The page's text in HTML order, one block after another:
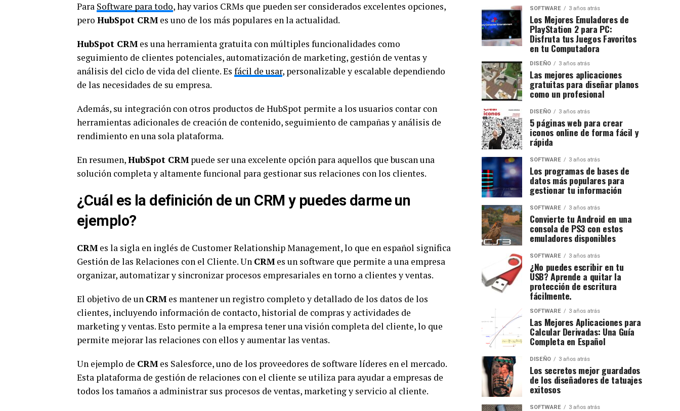
Para Software para todo, hay varios CRMs que pueden ser considerados excelentes opciones,
pero HubSpot CRM es uno de los más populares en la actualidad.
HubSpot CRM es una herramienta gratuita con múltiples funcionalidades como
seguimiento de clientes potenciales, automatización de marketing, gestión de ventas y
análisis del ciclo de vida del cliente. Es fácil de usar, personalizable y escalable dependiendo
de las necesidades de su empresa.
Además, su integración con otros productos de HubSpot permite a los usuarios contar con
herramientas adicionales de creación de contenido, seguimiento de campañas y análisis de
rendimiento en una sola plataforma.
En resumen,HubSpot CRM puede ser una excelente opción para aquellos que buscan una
solución completa y altamente funcional para gestionar sus relaciones con los clientes.
¿Cuál es la definición de un CRM y puedes darme un
ejemplo?
CRM es la sigla en inglés de Customer Relationship Management, lo que en español significa
Gestión de las Relaciones con el Cliente. Un CRM es un software que permite a una empresa
organizar, automatizar y sincronizar procesos empresariales en torno a clientes y ventas.
El objetivo de un CRM es mantener un registro completo y detallado de los datos de los
clientes, incluyendo información de contacto, historial de compras y actividades de
marketing y ventas. Esto permite a la empresa tener una visión completa del cliente, lo que
permite mejorar las relaciones con ellos y aumentar las ventas.
Un ejemplo de CRM es Salesforce, uno de los proveedores de software líderes en el mercado.
Esta plataforma de gestión de relaciones con el cliente se utiliza para ayudar a empresas de
todos los tamaños a administrar sus procesos de ventas, marketing y servicio al cliente.
SOFTWARE 3 años atrás
Los Mejores Emuladores de
PlayStation 2 para PC:
Disfruta tus Juegos Favoritos
en tu Computadora
DISEÑO 3 años atrás
Las mejores aplicaciones
gratuitas para diseñar planos
como un profesional
DISEÑO 3 años atrás
5 páginas web para crear
iconos online de forma fácil y
rápida
SOFTWARE 3 años atrás
Los programas de bases de
datos más populares para
gestionar tu información
SOFTWARE 3 años atrás
Convierte tu Android en una
consola de PS3 con estos
emuladores disponibles
SOFTWARE 3 años atrás
¿No puedes escribir en tu
USB? Aprende a quitar la
protección de escritura
fácilmente.
SOFTWARE 3 años atrás
Las Mejores Aplicaciones para
Calcular Derivadas: Una Guía
Completa en Español
DISEÑO 3 años atrás
Los secretos mejor guardados
de los diseñadores de tatuajes
exitosos
SOFTWARE 3 años atrás